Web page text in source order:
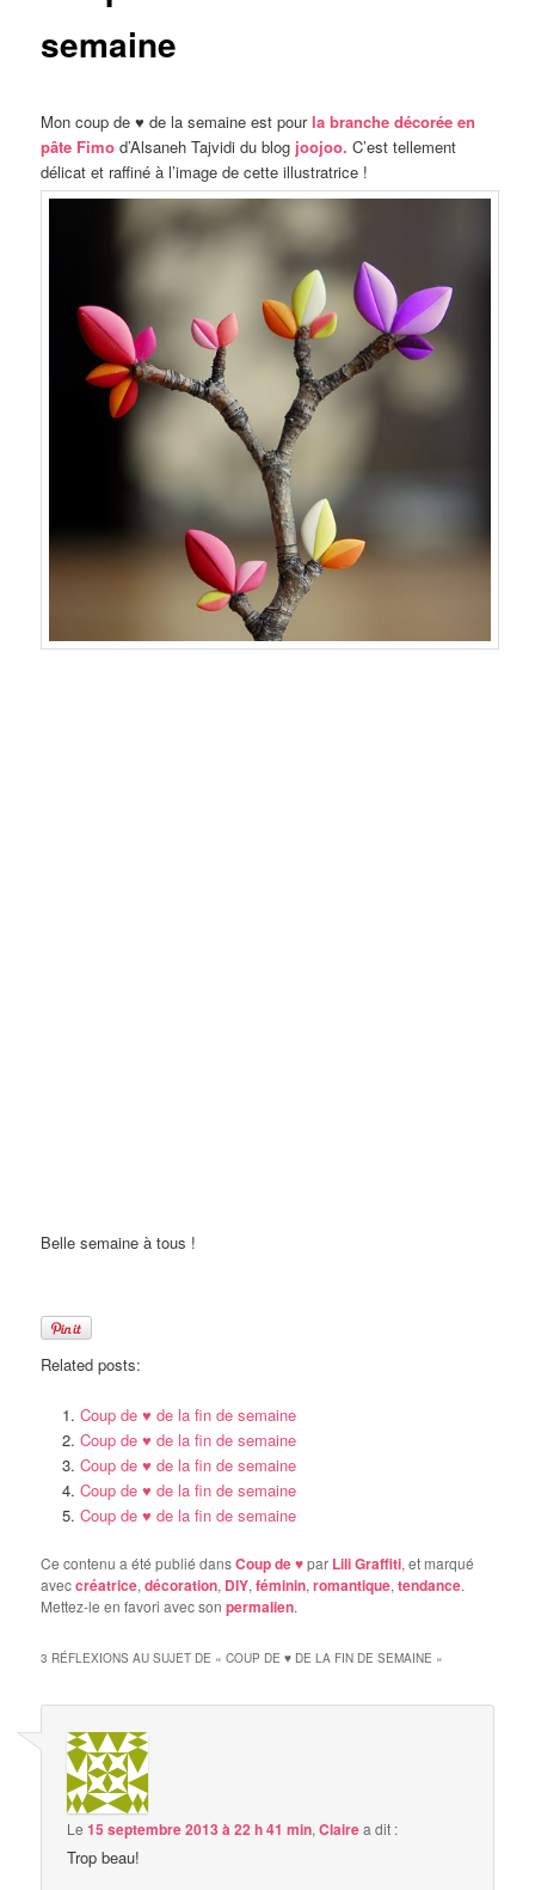
semaine
Mon coup de ♥ de la semaine est pourla branche décorée en
pâte Fimo d’Alsaneh Tajvidi du blog joojoo.C’est tellement
délicat et raffiné à l’image de cette illustratrice !
Belle semaine à tous !
Related posts:
Coup de ♥ de la fin de semaine
Coup de ♥ de la fin de semaine
Coup de ♥ de la fin de semaine
Coup de ♥ de la fin de semaine
Coup de ♥ de la fin de semaine
Ce contenu a été publié dansCoup de ♥par Lili Graffiti, et marqué
aveccréatrice,décoration, DIY,féminin,romantique,tendance.
Mettez-le en favori avec sonpermalien.
3 RÉFLEXIONS AU SUJET DE «COUP DE ♥ DE LA FIN DE SEMAINE »
Le15 septembre 2013 à 22 h 41 min,Clairea dit :
Trop beau!